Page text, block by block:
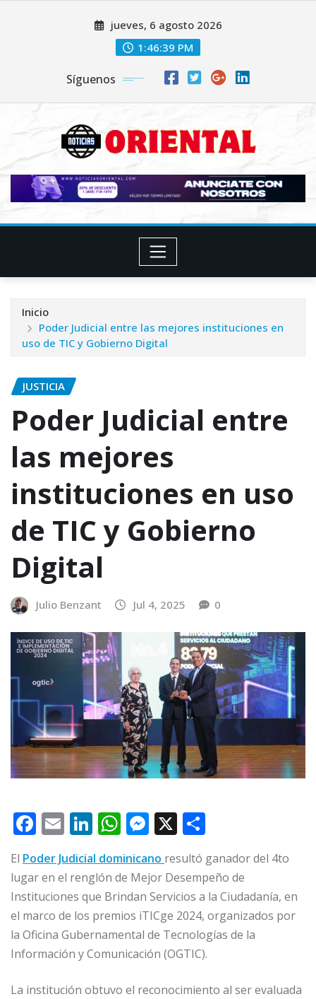
jueves, 6 agosto 2026
1:46:40 PM
Síguenos
Inicio
Poder Judicial entre las mejores instituciones en
uso de TIC y Gobierno Digital
JUSTICIA
Poder Judicial entre
las mejores
instituciones en uso
de TIC y Gobierno
Digital
Julio Benzant Jul 4, 2025 0
F
a
c
e
b
o
o
k
E
m
ai
l
Li
n
k
e
dI
n
W
h
at
s
A
p
p
M
ss
e
n
g
e
r
X
m
p
ar
ti
r
El Poder Judicial dominicano resultó ganador del 4to
lugar en el renglón de Mejor Desempeño de
Instituciones que Brindan Servicios a la Ciudadanía, en
el marco de los premios iTICge 2024, organizados por
la Oficina Gubernamental de Tecnologías de la
Información y Comunicación (OGTIC).
La institución obtuvo el reconocimiento al ser evaluada